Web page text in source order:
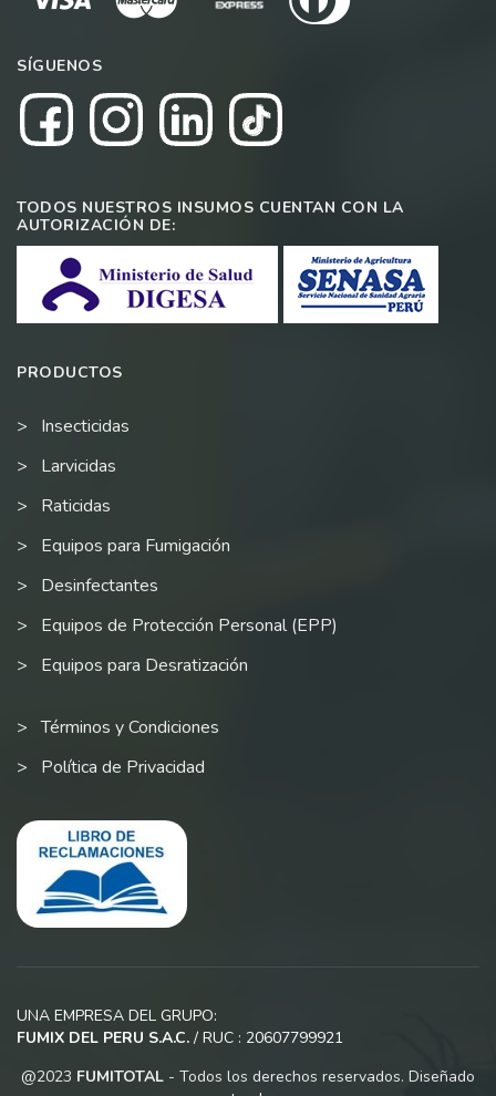
SÍGUENOS
TODOS NUESTROS INSUMOS CUENTAN CON LA
AUTORIZACIÓN DE:
PRODUCTOS
Insecticidas
Larvicidas
Raticidas
Equipos para Fumigación
Desinfectantes
Equipos de Protección Personal (EPP)
Equipos para Desratización
Términos y Condiciones
Política de Privacidad
UNA EMPRESA DEL GRUPO:
FUMIX DEL PERU S.A.C. / RUC : 20607799921
@2023 FUMITOTAL - Todos los derechos reservados. Diseñado